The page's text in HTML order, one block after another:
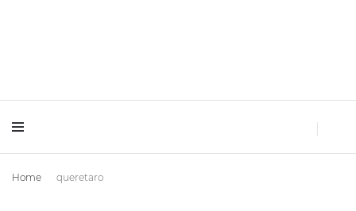
Huellas de Sal
Home queretaro